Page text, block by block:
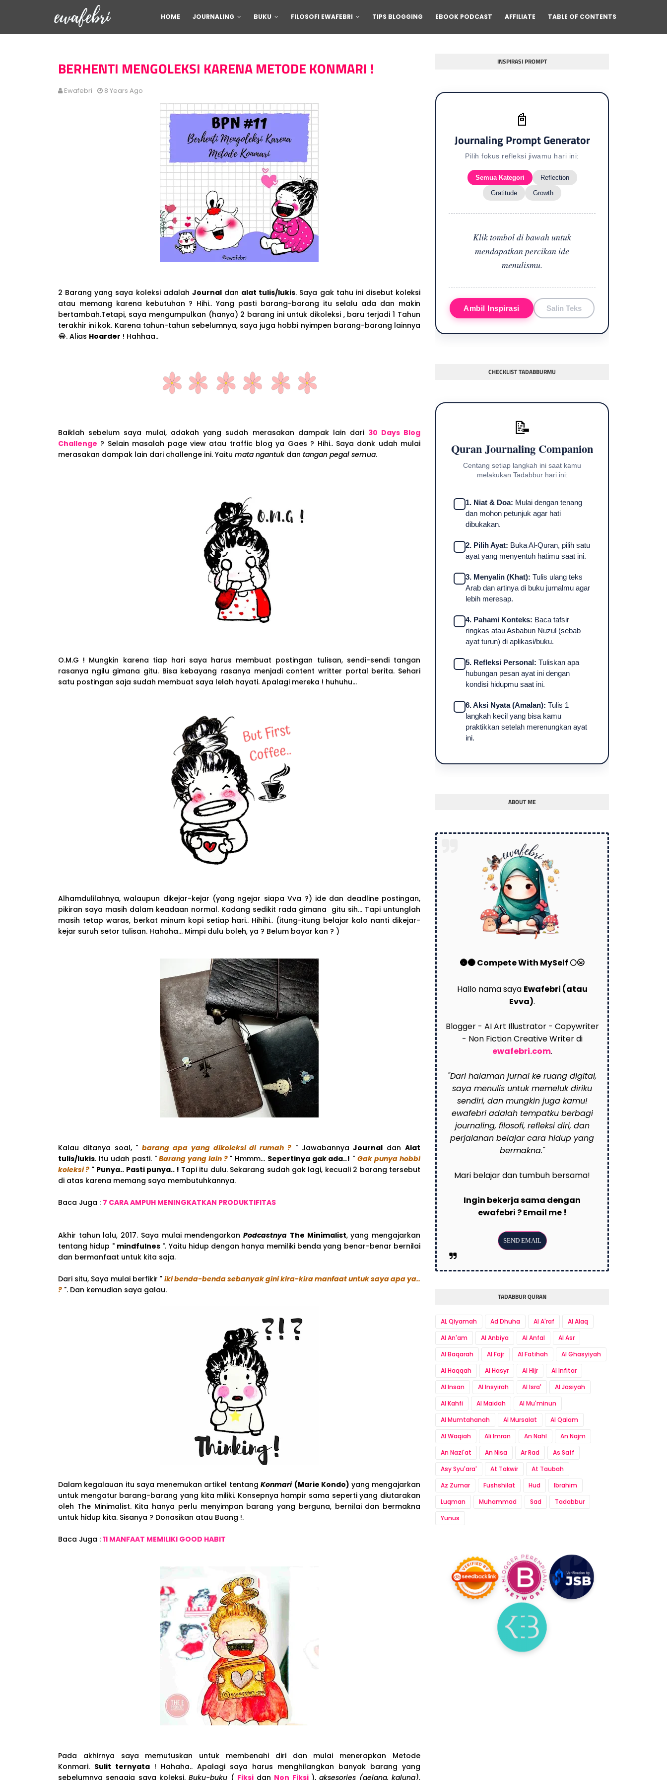
HOME JOURNALING BUKU FILOSOFI EWAFEBRI TIPS BLOGGING EBOOK PODCAST AFFILIATE TABLE OF CONTENTS
BERHENTI MENGOLEKSI KARENA METODE KONMARI !
Ewafebri 8 Years Ago
2 Barang yang saya koleksi adalah Journaldan alat tulis/lukis. Saya gak tahu ini disebut koleksi
atau memang karena kebutuhan ? Hihi.. Yang pasti barang-barang itu selalu ada dan makin
bertambah.Tetapi, saya mengumpulkan (hanya) 2 barang ini untuk dikoleksi , baru terjadi 1 Tahun
terakhir ini kok. Karena tahun-tahun sebelumnya, saya juga hobbi nyimpen barang-barang lainnya
😂. Alias Hoarder ! Hahhaa..
Baiklah sebelum saya mulai, adakah yang sudah merasakan dampak lain dari 30 Days Blog
Challenge ? Selain masalah page view atau traffic blog ya Gaes ? Hihi.. Saya donk udah mulai
merasakan dampak lain dari challenge ini. Yaitu mata ngantuk dan tangan pegal semua.
O.M.G ! Mungkin karena tiap hari saya harus membuat postingan tulisan, sendi-sendi tangan
rasanya ngilu gimana gitu. Bisa kebayang rasanya menjadi content writter portal berita. Sehari
satu postingan saja sudah membuat saya lelah hayati. Apalagi mereka ! huhuhu...
Alhamdulilahnya, walaupun dikejar-kejar (yang ngejar siapa Vva ?) ide dan deadline postingan,
pikiran saya masih dalam keadaan normal. Kadang sedikit rada gimana gitu sih... Tapi untunglah
masih tetap waras, berkat minum kopi setiap hari.. Hihihi.. (itung-itung belajar kalo nanti dikejar-
kejar suruh setor tulisan. Hahaha... Mimpi dulu boleh, ya ? Belum bayar kan ? )
Kalau ditanya soal, "barang apa yang dikoleksi di rumah ? " JawabannyaJournal danAlat
tulis/lukis. Itu udah pasti. "Barang yang lain ? " Hmmm... Sepertinya gak ada..! "Gak punya hobbi
koleksi ? " Punya.. Pasti punya.. ! Tapi itu dulu. Sekarang sudah gak lagi, kecuali 2 barang tersebut
di atas karena memang saya membutuhkannya.
Baca Juga : 7 CARA AMPUH MENINGKATKAN PRODUKTIFITAS
Akhir tahun lalu, 2017. Saya mulai mendengarkanPodcastnya The Minimalist, yang mengajarkan
tentang hidup " mindfulnes". Yaitu hidup dengan hanya memiliki benda yang benar-benar bernilai
dan bermanfaat untuk kita saja.
Dari situ, Saya mulai berfikir " iki benda-benda sebanyak gini kira-kira manfaat untuk saya apa ya..
? ". Dan kemudian saya galau.
Dalam kegalauan itu saya menemukan artikel tentangKonmari (Marie Kondo) yang mengajarkan
untuk mengatur barang-barang yang kita miliki. Konsepnya hampir sama seperti yang diutarakan
oleh The Minimalist. Kita hanya perlu menyimpan barang yang berguna, bernilai dan bermakna
untuk hidup kita. Sisanya ? Donasikan atau Buang !.
Baca Juga : 11 MANFAAT MEMILIKI GOOD HABIT
Pada akhirnya saya memutuskan untuk membenahi diri dan mulai menerapkan Metode
Konmari. Sulit ternyata ! Hahaha.. Apalagi saya harus menghilangkan banyak barang yang
sebelumnya sengaja saya koleksi.Buku-buku ( Fiksidan Non Fiksi ),aksesories (gelang, kalung),
INSPIRASI PROMPT
📓
Journaling Prompt Generator
Pilih fokus refleksi jiwamu hari ini:
Semua Kategori Reflection
Gratitude Growth
Klik tombol di bawah untuk
mendapatkan percikan ide
menulismu.
Ambil Inspirasi Salin Teks
CHECKLIST TADABBURMU
📝
Quran Journaling Companion
Centang setiap langkah ini saat kamu
melakukan Tadabbur hari ini:
1. Niat & Doa: Mulai dengan tenang
dan mohon petunjuk agar hati
dibukakan.
2. Pilih Ayat: Buka Al-Quran, pilih satu
ayat yang menyentuh hatimu saat ini.
3. Menyalin (Khat): Tulis ulang teks
Arab dan artinya di buku jurnalmu agar
lebih meresap.
4. Pahami Konteks: Baca tafsir
ringkas atau Asbabun Nuzul (sebab
ayat turun) di aplikasi/buku.
5. Refleksi Personal: Tuliskan apa
hubungan pesan ayat ini dengan
kondisi hidupmu saat ini.
6. Aksi Nyata (Amalan): Tulis 1
langkah kecil yang bisa kamu
praktikkan setelah merenungkan ayat
ini.
ABOUT ME
🌚🌑 Compete With MySelf 🌕🌝
Hallo nama saya Ewafebri (atau
Evva).
Blogger - AI Art Illustrator - Copywriter
- Non Fiction Creative Writer di
ewafebri.com.
"Dari halaman jurnal ke ruang digital,
saya menulis untuk memeluk diriku
sendiri, dan mungkin juga kamu!
ewafebri adalah tempatku berbagi
journaling, filosofi, refleksi diri, dan
perjalanan belajar cara hidup yang
bermakna."
Mari belajar dan tumbuh bersama!
Ingin bekerja sama dengan
ewafebri ? Email me !
TADABBUR QURAN
AL Qiyamah Ad Dhuha Al A'raf
Al Alaq
Al An'am
Al Anbiya Al Anfal
Al Asr
Al Baqarah
Al Fajr Al Fatihah
Al Ghasyiyah
Al Haqqah
Al Hasyr Al Hijr
Al Infitar
Al Insan
Al Insyirah Al Isra'
Al Jasiyah
Al Kahfi
Al Maidah
Al Mu'minun
Al Mumtahanah
Al Mursalat
Al Qalam
Al Waqiah
Ali Imran An Nahl
An Najm
An Nazi'at
An Nisa Ar Rad
As Saff
Asy Syu'ara'
At Takwir
At Taubah
Az Zumar
Fushshilat Hud
Ibrahim
Luqman
Muhammad Sad
Tadabbur
Yunus